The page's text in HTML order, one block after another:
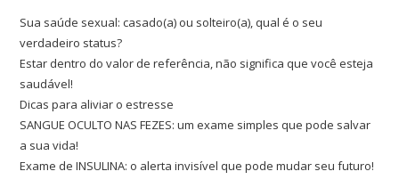
Sua saúde sexual: casado(a) ou solteiro(a), qual é o seu
verdadeiro status?
Estar dentro do valor de referência, não significa que você esteja
saudável!
Dicas para aliviar o estresse
SANGUE OCULTO NAS FEZES: um exame simples que pode salvar
a sua vida!
Exame de INSULINA: o alerta invisível que pode mudar seu futuro!